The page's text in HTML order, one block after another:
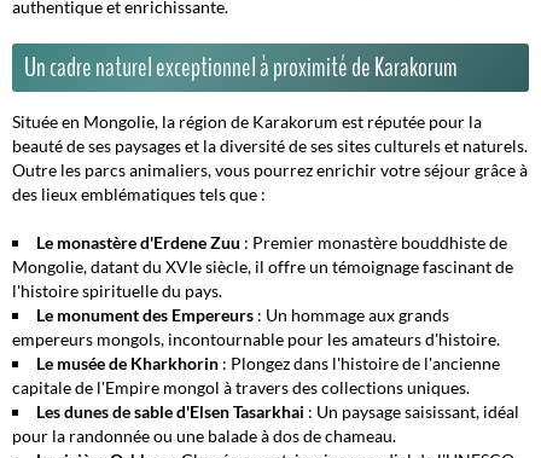
authentique et enrichissante.
Un cadre naturel exceptionnel à proximité de Karakorum
Située en Mongolie, la région de Karakorum est réputée pour la
beauté de ses paysages et la diversité de ses sites culturels et naturels.
Outre les parcs animaliers, vous pourrez enrichir votre séjour grâce à
des lieux emblématiques tels que :
Le monastère d'Erdene Zuu : Premier monastère bouddhiste de
Mongolie, datant du XVIesiècle, il offre un témoignage fascinant de
l'histoire spirituelle du pays.
Le monument des Empereurs : Un hommage aux grands
empereurs mongols, incontournable pour les amateurs d'histoire.
Le musée de Kharkhorin : Plongez dans l'histoire de l'ancienne
capitale de l'Empire mongol à travers des collections uniques.
Les dunes de sable d'Elsen Tasarkhai : Un paysage saisissant, idéal
pour la randonnée ou une balade à dos de chameau.